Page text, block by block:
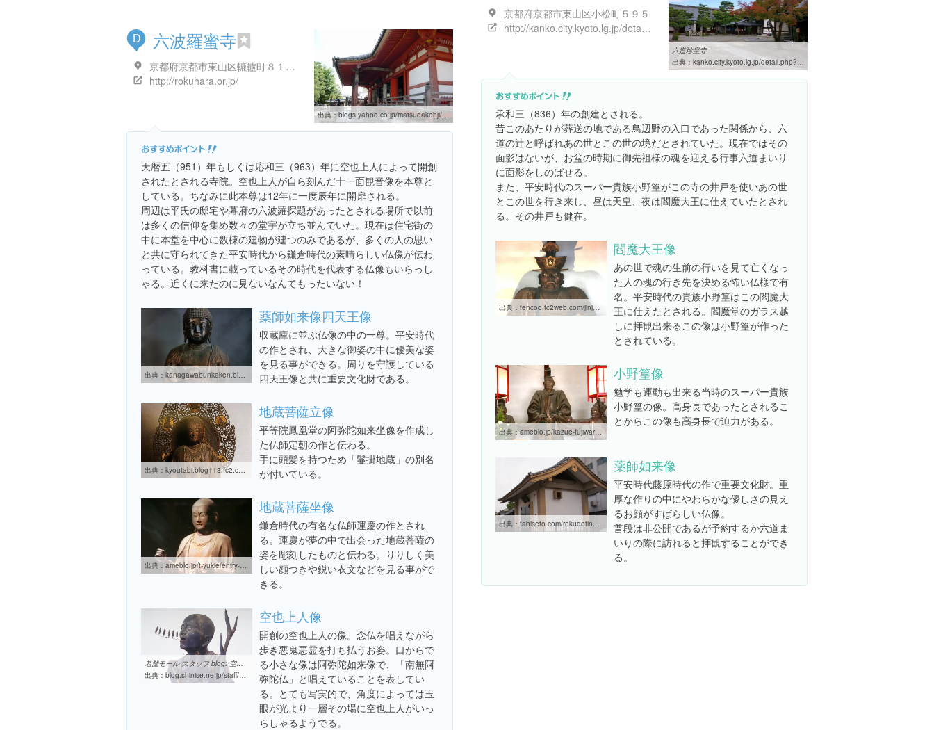
京都府京都市東山区小松町５９５
http://kanko.city.kyoto.lg.jp/detail.php?InforKindCode=1&ManageCode=1000245
六道珍皇寺
出典： kanko.city.kyoto.lg.jp/detail.php?InforKindCode=1&ManageCode=1000245
承和三（836）年の創建とされる。
昔このあたりが葬送の地である鳥辺野の入口であった関係から、六
道の辻と呼ばれあの世とこの世の境だとされていた。現在ではその
面影はないが、お盆の時期に御先祖様の魂を迎える行事六道まいり
に面影をしのばせる。
また、平安時代のスーパー貴族小野篁がこの寺の井戸を使いあの世
とこの世を行き来し、昼は天皇、夜は閻魔大王に仕えていたとされ
る。その井戸も健在。
出典： tencoo.fc2web.com/jinja/xrokudo.htm
閻魔大王像
あの世で魂の生前の行いを見て亡くなっ
た人の魂の行き先を決める怖い仏様で有
名。平安時代の貴族小野篁はこの閻魔大
王に仕えたとされる。閻魔堂のガラス越
しに拝観出来るこの像は小野篁が作った
とされている。
出典：ameblo.jp/kazue-fujiwara/entry-10317419637.html
小野篁像
勉学も運動も出来る当時のスーパー貴族
小野篁の像。高身長であったとされるこ
とからこの像も高身長で迫力がある。
出典： tabiseto.com/rokudotinnojikeidai.html
薬師如来像
平安時代藤原時代の作で重要文化財。重
厚な作りの中にやわらかな優しさの見え
るお顔がすばらしい仏像。
普段は非公開であるが予約するか六道ま
いりの際に訪れると拝観することができ
る。
D 六波羅蜜寺
京都府京都市東山区轆轤町８１-１
http://rokuhara.or.jp/
出典：blogs.yahoo.co.jp/matsudakohji/54785953.html
天暦五（951）年もしくは応和三（963）年に空也上人によって開創
されたとされる寺院。空也上人が自ら刻んだ十一面観音像を本尊と
している。ちなみに此本尊は12年に一度辰年に開扉される。
周辺は平氏の邸宅や幕府の六波羅探題があったとされる場所で以前
は多くの信仰を集め数々の堂宇が立ち並んでいた。現在は住宅街の
中に本堂を中心に数棟の建物が建つのみであるが、多くの人の思い
と共に守られてきた平安時代から鎌倉時代の素晴らしい仏像が伝わ
っている。教科書に載っているその時代を代表する仏像もいらっし
ゃる。近くに来たのに見ないなんてもったいない！
出典： kanagawabunkaken.blog.fc2.com/blog-entry-14.html
薬師如来像四天王像
収蔵庫に並ぶ仏像の中の一尊。平安時代
の作とされ、大きな御姿の中に優美な姿
を見る事ができる。周りを守護している
四天王像と共に重要文化財である。
出典： kyoutabi.blog113.fc2.com/blog-category-13.html
地蔵菩薩立像
平等院鳳凰堂の阿弥陀如来坐像を作成し
た仏師定朝の作と伝わる。
手に頭髪を持つため「鬘掛地蔵」の別名
が付いている。
出典： ameblo.jp/t-yukie/entry-11405827692.html
地蔵菩薩坐像
鎌倉時代の有名な仏師運慶の作とされ
る。運慶が夢の中で出会った地蔵菩薩の
姿を彫刻したものと伝わる。りりしく美
しい顔つきや鋭い衣文などを見る事がで
きる。
老舗モール スタッフ blog: 空也さんに会いに
出典： blog.shinise.ne.jp/staff/2007/05/post_c75a.html
空也上人像
開創の空也上人の像。念仏を唱えながら
歩き悪鬼悪霊を打ち払うお姿。口からで
る小さな像は阿弥陀如来像で、「南無阿
弥陀仏」と唱えていることを表してい
る。とても写実的で、角度によっては玉
眼が光より一層その場に空也上人がいっ
らしゃるようでる。